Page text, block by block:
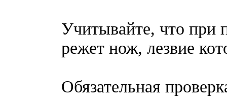
Учитывайте, что при
режет нож, лезвие
Обязательная